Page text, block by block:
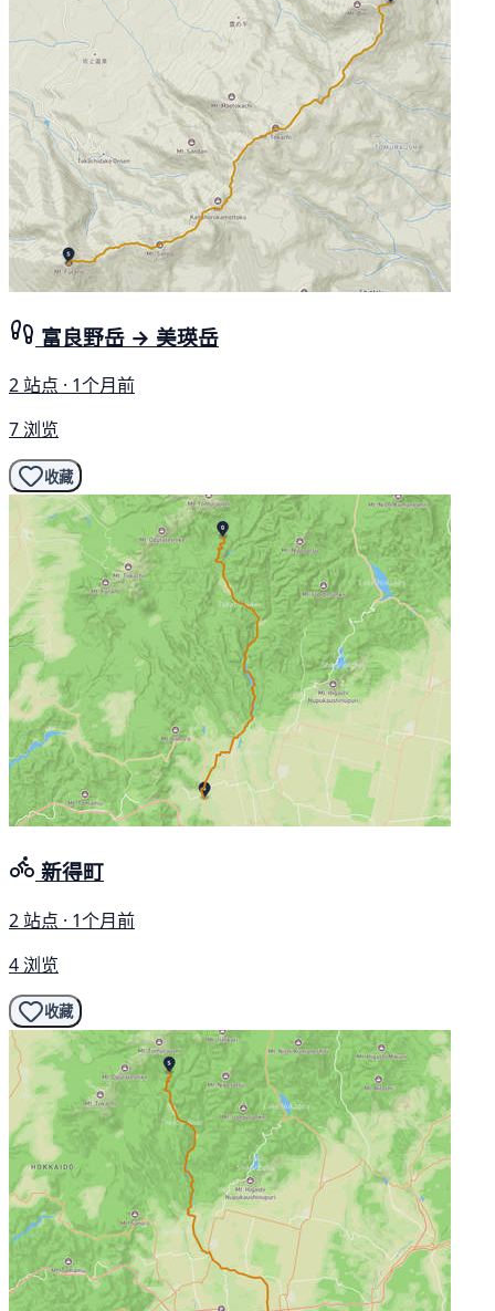
富良野岳 → 美瑛岳
2 站点 · 1个月前
7 浏览
收藏
新得町
2 站点 · 1个月前
4 浏览
收藏